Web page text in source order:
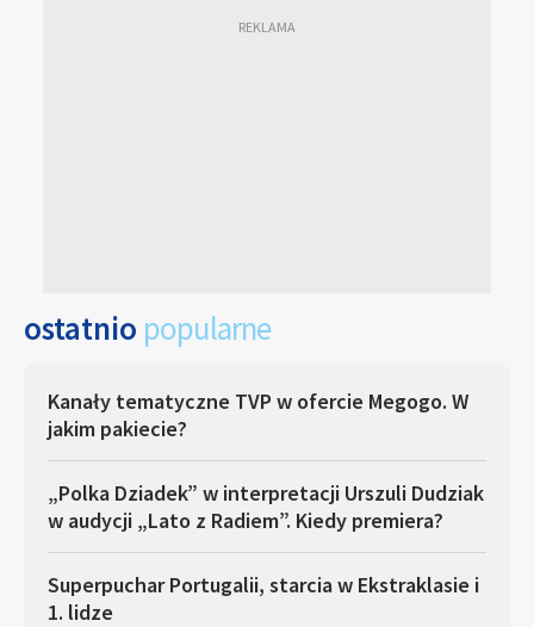
ostatnio popularne
Kanały tematyczne TVP w ofercie Megogo. W
jakim pakiecie?
„Polka Dziadek” w interpretacji Urszuli Dudziak
w audycji „Lato z Radiem”. Kiedy premiera?
Superpuchar Portugalii, starcia w Ekstraklasie i
1. lidze